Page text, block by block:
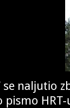
se naljutio
pismo HRT-